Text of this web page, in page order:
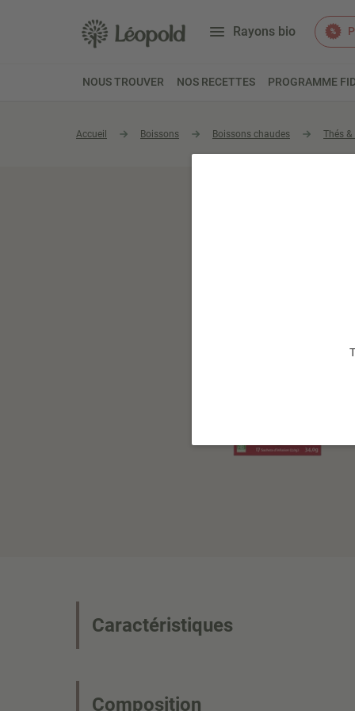
Rayons bio
NOUS TROUVER NOS RECETTES PROGRAMME
Accueil Boissons Boissons chaudes Thés
Caractéristiques
Composition